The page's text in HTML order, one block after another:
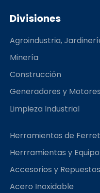
c
e
b
o
k
s
t
a
r
m
Divisiones
Agroindustria,
Minería
Construcción
Generadores y Motores
Limpieza Industrial
Herramientas de
Herrramientas y
Accesorios y Repuestos
Acero Inoxidable